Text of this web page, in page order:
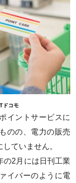
ドコモ
イントサービスに
のの、電力の販売
ていません。
の2月には日刊工業
イバーのように電